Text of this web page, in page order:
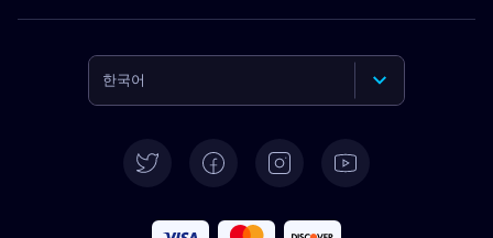
한국어
Deutsch
Español